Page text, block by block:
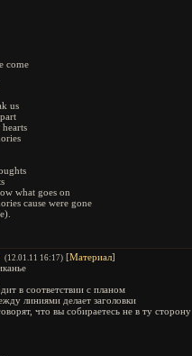
come
us
what goes on
cause were gone
(12.01.11 16:17) [Материал]
в соответствии с планом
линиями делает заголовки
что вы собираетесь не в ту сторону